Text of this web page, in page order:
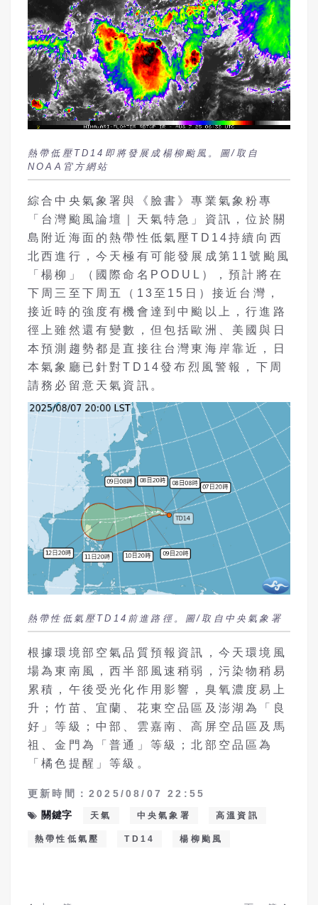
熱帶低壓TD14即將發展成楊柳颱風。圖/取自
NOAA官方網站
綜合中央氣象署與《臉書》專業氣象粉專
「台灣颱風論壇｜天氣特急」資訊，位於關
島附近海面的熱帶性低氣壓TD14持續向西
北西進行，今天極有可能發展成第11號颱風
「楊柳」（國際命名PODUL），預計將在
下周三至下周五（13至15日）接近台灣，
接近時的強度有機會達到中颱以上，行進路
徑上雖然還有變數，但包括歐洲、美國與日
本預測趨勢都是直接往台灣東海岸靠近，日
本氣象廳已針對TD14發布烈風警報，下周
請務必留意天氣資訊。
熱帶性低氣壓TD14前進路徑。圖/取自中央氣象署
根據環境部空氣品質預報資訊，今天環境風
場為東南風，西半部風速稍弱，污染物稍易
累積，午後受光化作用影響，臭氧濃度易上
升；竹苗、宜蘭、花東空品區及澎湖為「良
好」等級；中部、雲嘉南、高屏空品區及馬
祖、金門為「普通」等級；北部空品區為
「橘色提醒」等級。
更新時間：2025/08/07 22:55
關鍵字
天氣 中央氣象署 高溫資訊
熱帶性低氣壓 TD14 楊柳颱風